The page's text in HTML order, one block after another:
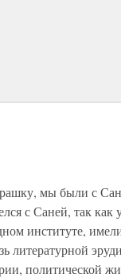
мы были с
с Саней, так
институте,
литературной
политической